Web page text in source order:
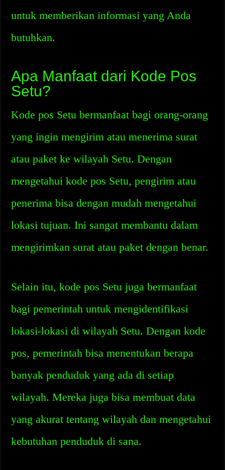
untuk memberikan informasi yang Anda
butuhkan.
Apa Manfaat dari Kode Pos
Setu?
Kode pos Setu bermanfaat bagi orang-orang
yang ingin mengirim atau menerima surat
atau paket ke wilayah Setu. Dengan
mengetahui kode pos Setu, pengirim atau
penerima bisa dengan mudah mengetahui
lokasi tujuan. Ini sangat membantu dalam
mengirimkan surat atau paket dengan benar.
Selain itu, kode pos Setu juga bermanfaat
bagi pemerintah untuk mengidentifikasi
lokasi-lokasi di wilayah Setu. Dengan kode
pos, pemerintah bisa menentukan berapa
banyak penduduk yang ada di setiap
wilayah. Mereka juga bisa membuat data
yang akurat tentang wilayah dan mengetahui
kebutuhan penduduk di sana.